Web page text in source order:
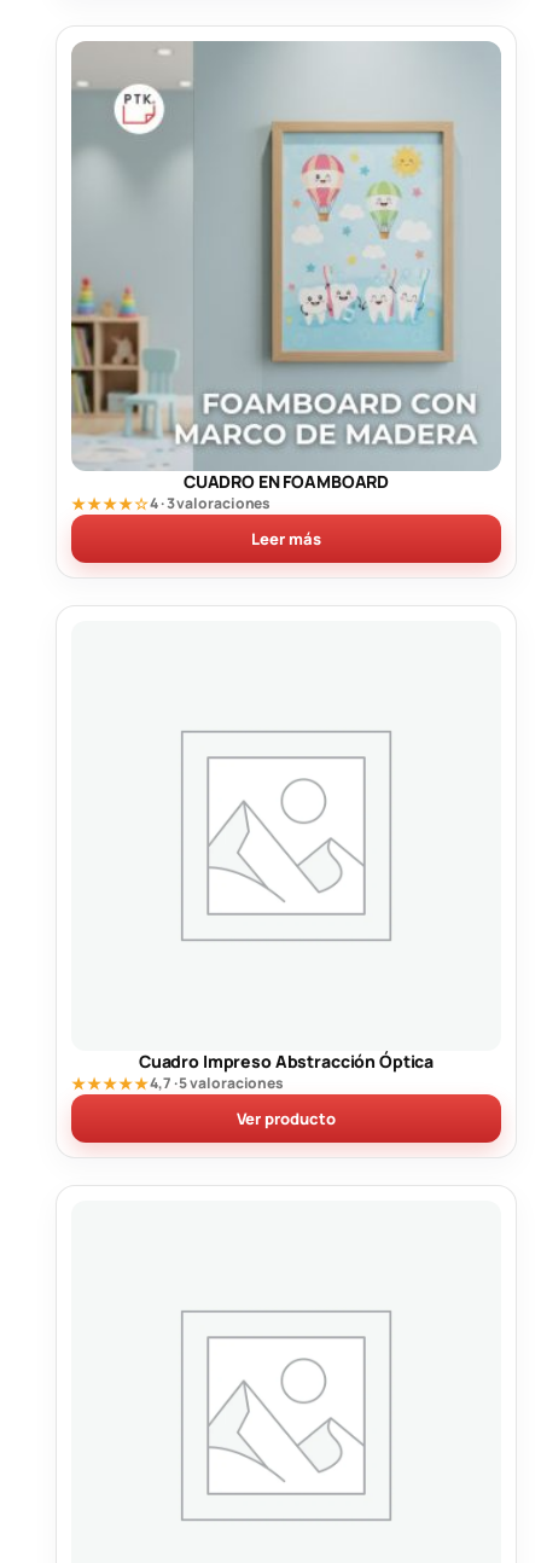
CUADRO EN FOAMBOARD
★★★★☆4 · 3 valoraciones
Leer más
Cuadro Impreso Abstracción Óptica
★★★★★4,7 · 5 valoraciones
Ver producto